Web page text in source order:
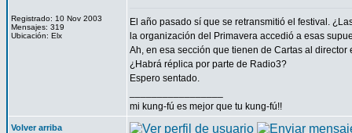
Registrado: 10 Nov 2003
Mensajes: 319
Ubicación: Elx
El año pasado sí que se retransmitió el festival.
la organización del Primavera accedió a esas
Ah, en esa sección que tienen de Cartas al
¿Habrá réplica por parte de Radio3?
Espero sentado.
mi kung-fú es mejor que tu kung-fú!!
Volver arriba